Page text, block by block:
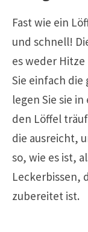
Fast wie ein
und schnell!
es weder
Sie einfach die
legen Sie sie
den Löffel
die ausreicht,
so, wie es ist,
Leckerbissen,
zubereitet ist.